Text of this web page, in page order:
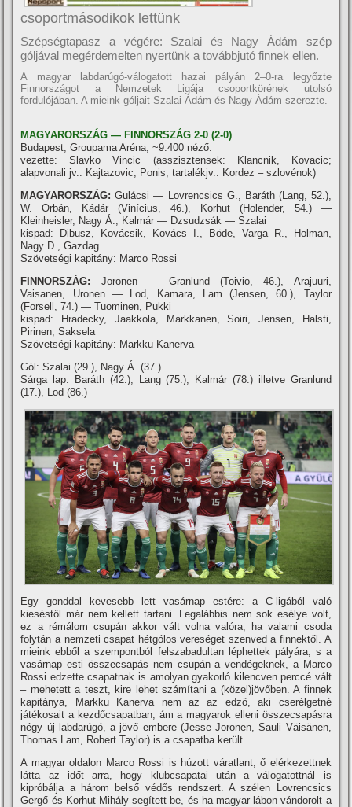
csoportmásodikok lettünk
Szépségtapasz a végére: Szalai és Nagy Ádám szép
góljával megérdemelten nyertünk a továbbjutó finnek ellen.
A magyar labdarúgó-válogatott hazai pályán 2–0-ra legyőzte
Finnországot a Nemzetek Ligája csoportkörének utolsó
fordulójában. A mieink góljait Szalai Ádám és Nagy Ádám szerezte.
MAGYARORSZÁG — FINNORSZÁG 2-0 (2-0)
Budapest, Groupama Aréna, ~9.400 néző.
vezette: Slavko Vincic (asszisztensek: Klancnik, Kovacic;
alapvonali jv.: Kajtazovic, Ponis; tartalékjv.: Kordez – szlovénok)
MAGYARORSZÁG:Gulácsi — Lovrencsics G., Baráth (Lang, 52.),
W. Orbán, Kádár (Viní­cius, 46.), Korhut (Holender, 54.) —
Kleinheisler, Nagy Á., Kalmár — Dzsudzsák — Szalai
kispad: Dibusz, Kovácsik, Kovács I., Böde, Varga R., Holman,
Nagy D., Gazdag
Szövetségi kapitány: Marco Rossi
FINNORSZÁG: Joronen — Granlund (Toivio, 46.), Arajuuri,
Vaisanen, Uronen — Lod, Kamara, Lam (Jensen, 60.), Taylor
(Forsell, 74.) — Tuominen, Pukki
kispad: Hradecky, Jaakkola, Markkanen, Soiri, Jensen, Halsti,
Pirinen, Saksela
Szövetségi kapitány: Markku Kanerva
Gól: Szalai (29.), Nagy Á. (37.)
Sárga lap: Baráth (42.), Lang (75.), Kalmár (78.) illetve Granlund
(17.), Lod (86.)
Egy gonddal kevesebb lett vasárnap estére: a C-ligából való
kieséstől már nem kellett tartani. Legalábbis nem sok esélye volt,
ez a rémálom csupán akkor vált volna valóra, ha valami csoda
folytán a nemzeti csapat hétgólos vereséget szenved a finnektől. A
mieink ebből a szempontból felszabadultan léphettek pályára, s a
vasárnap esti összecsapás nem csupán a vendégeknek, a Marco
Rossi edzette csapatnak is amolyan gyakorló kilencven perccé vált
– mehetett a teszt, kire lehet számí­tani a (közel)jövőben. A finnek
kapitánya, Markku Kanerva nem az az edző, aki cserélgetné
játékosait a kezdőcsapatban, ám a magyarok elleni összecsapásra
négy új labdarúgó, a jövő embere (Jesse Joronen, Sauli Väisänen,
Thomas Lam, Robert Taylor) is a csapatba került.
A magyar oldalon Marco Rossi is húzott váratlant, ő elérkezettnek
látta az időt arra, hogy klubcsapatai után a válogatottnál is
kipróbálja a három belső védős rendszert. A szélen Lovrencsics
Gergő és Korhut Mihály segí­tett be, és ha magyar lábon vándorolt a